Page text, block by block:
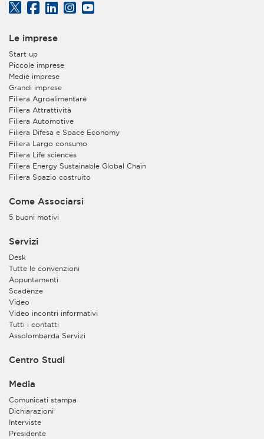
Le imprese
Start up
Piccole imprese
Medie imprese
Grandi imprese
Filiera Agroalimentare
Filiera Attrattività
Filiera Automotive
Filiera Difesa e Space Economy
Filiera Largo consumo
Filiera Life sciences
Filiera Energy Sustainable Global Chain
Filiera Spazio costruito
Come Associarsi
5 buoni motivi
Servizi
Desk
Tutte le convenzioni
Appuntamenti
Scadenze
Video
Video incontri informativi
Tutti i contatti
Assolombarda Servizi
Centro Studi
Media
Comunicati stampa
Dichiarazioni
Interviste
Presidente